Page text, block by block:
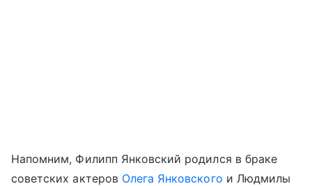
Напомним, Филипп Янковский родился в браке
советских актеров Олега Янковского и Людмилы